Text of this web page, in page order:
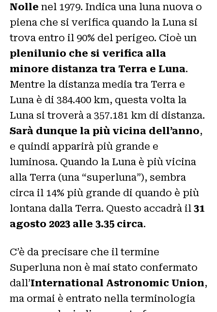
Nolle nel 1979. Indica una luna nuova o
piena che si verifica quando la Luna si
trova entro il 90% del perigeo. Cioè un
plenilunio che si verifica alla
minore distanza tra Terra e Luna.
Mentre la distanza media tra Terra e
Luna è di 384.400 km, questa volta la
Luna si troverà a 357.181 km di distanza.
Sarà dunque la più vicina dell’anno,
e quindi apparirà più grande e
luminosa. Quando la Luna è più vicina
alla Terra (una “superluna”), sembra
circa il 14% più grande di quando è più
lontana dalla Terra. Questo accadrà il 31
agosto 2023 alle 3.35 circa.
C’è da precisare che il termine
Superluna non è mai stato confermato
dall’International Astronomic Union,
ma ormai è entrato nella terminologia